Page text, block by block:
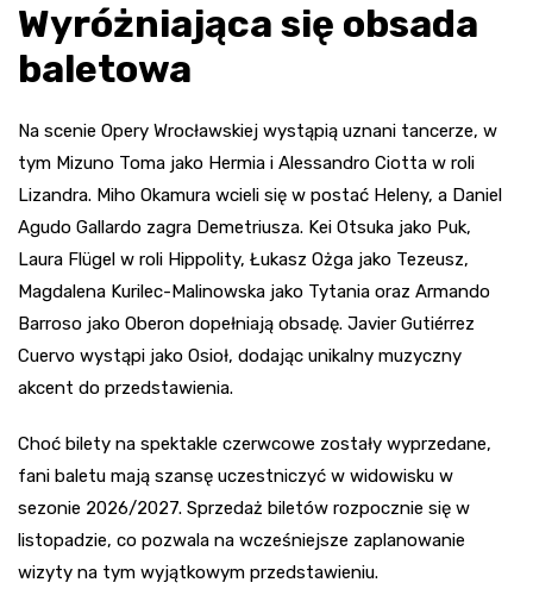
Wyróżniająca się obsada
baletowa
Na scenie Opery Wrocławskiej wystąpią uznani tancerze, w
tym Mizuno Toma jako Hermia i Alessandro Ciotta w roli
Lizandra. Miho Okamura wcieli się w postać Heleny, a Daniel
Agudo Gallardo zagra Demetriusza. Kei Otsuka jako Puk,
Laura Flügel w roli Hippolity, Łukasz Ożga jako Tezeusz,
Magdalena Kurilec-Malinowska jako Tytania oraz Armando
Barroso jako Oberon dopełniają obsadę. Javier Gutiérrez
Cuervo wystąpi jako Osioł, dodając unikalny muzyczny
akcent do przedstawienia.
Choć bilety na spektakle czerwcowe zostały wyprzedane,
fani baletu mają szansę uczestniczyć w widowisku w
sezonie 2026/2027. Sprzedaż biletów rozpocznie się w
listopadzie, co pozwala na wcześniejsze zaplanowanie
wizyty na tym wyjątkowym przedstawieniu.